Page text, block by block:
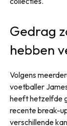
Gedrag
hebben
Volgens
voetballer
heeft hetzelfde
recente break-
verschillende